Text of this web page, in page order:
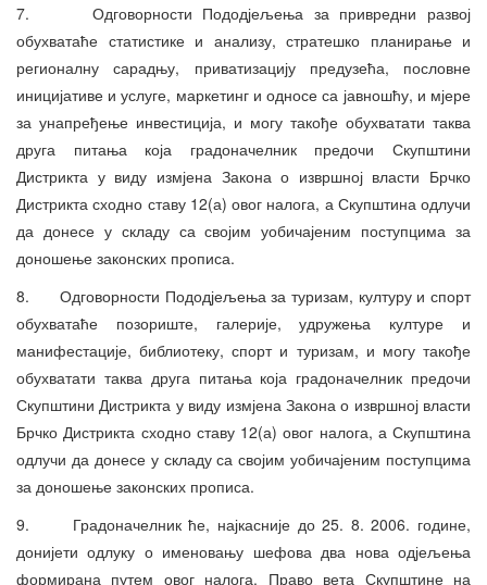
7. Одговорности Пододјељења за привредни развој
обухватаће статистике и анализу, стратешко планирање и
регионалну сарадњу, приватизацију предузећа, пословне
иницијативе и услуге, маркетинг и односе са јавношћу, и мјере
за унапређење инвестиција, и могу такође обухватати таква
друга питања која градоначелник предочи Скупштини
Дистрикта у виду измјена Закона о извршној власти Брчко
Дистрикта сходно ставу 12(а) овог налога, а Скупштина одлучи
да донесе у складу са својим уобичајеним поступцима за
доношење законских прописа.
8. Одговорности Пододјељења за туризам, културу и спорт
обухватаће позориште, галерије, удружења културе и
манифестације, библиотеку, спорт и туризам, и могу такође
обухватати таква друга питања која градоначелник предочи
Скупштини Дистрикта у виду измјена Закона о извршној власти
Брчко Дистрикта сходно ставу 12(а) овог налога, а Скупштина
одлучи да донесе у складу са својим уобичајеним поступцима
за доношење законских прописа.
9. Градоначелник ће, најкасније до 25. 8. 2006. године,
донијети одлуку о именовању шефова два нова одјељења
формирана путем овог налога. Право вета Скупштине на